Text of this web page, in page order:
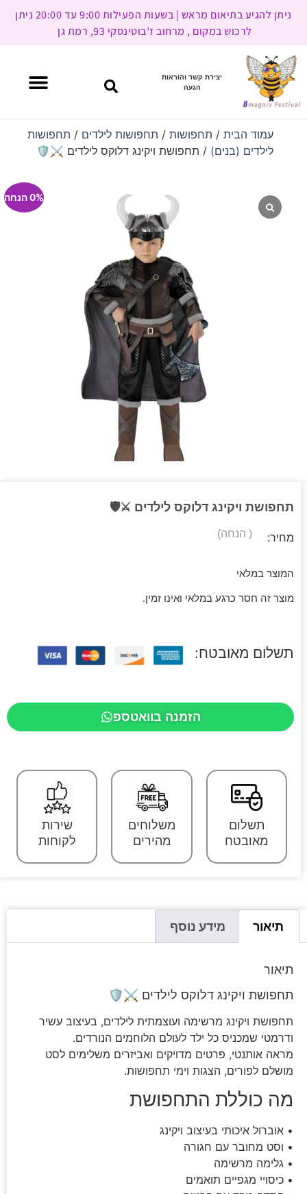
ניתן להגיע בתיאום מראש | בשעות הפעילות 9:00 עד 20:00 ניתן
לרכוש במקום , מרחוב ז’בוטינסקי 93, רמת גן
יצירת קשר והוראות
הגעה
עמוד הבית/ תחפושות/ תחפושות לילדים / תחפושות
לילדים (בנים) / תחפושת ויקינג דלוקס לילדים ⚔️🛡️
0% הנחה
תחפושת ויקינג דלוקס לילדים ⚔️🛡️
מחיר: ( הנחה)
המוצר במלאי
מוצר זה חסר כרגע במלאי ואינו זמין.
תשלום מאובטח:
הזמנה בוואטספ
תשלום
מאובטח
משלוחים
מהירים
שירות
לקוחות
תיאור מידע נוסף
תיאור
תחפושת ויקינג דלוקס לילדים ⚔️🛡️
תחפושת ויקינג מרשימה ועוצמתית לילדים, בעיצוב עשיר
ודרמטי שמכניס כל ילד לעולם הלוחמים הנורדים.
מראה אותנטי, פרטים מדויקים ואביזרים משלימים לסט
מושלם לפורים, הצגות וימי תחפושות.
מה כוללת התחפושת
• אוברול איכותי בעיצוב ויקינג
• וסט מחובר עם חגורה
• גלימה מרשימה
• כיסויי מגפיים תואמים